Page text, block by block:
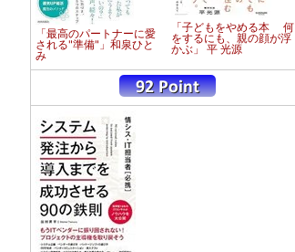
「最高のパートナーに愛
される"準備"」和泉ひと
み
「子どもをやめる本 何
をするにも、親の顔が浮
かぶ」 平 光源